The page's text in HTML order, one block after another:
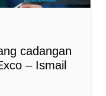
cadangan
– Ismail